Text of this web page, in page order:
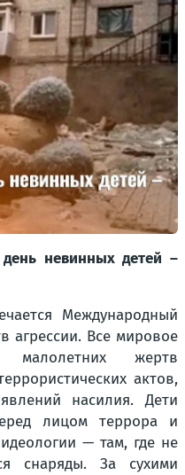
невинных детей –
Международный
агрессии. Все мировое
малолетних жертв
актов,
насилия. Дети
лицом террора и
— там, где не
снаряды. За сухими